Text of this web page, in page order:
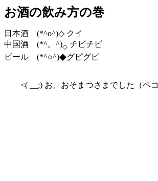
お酒の飲み方の巻
日本酒 (*^o^)◇ クイ
中国酒 (*^。^)◇ チビチビ
ビール (*^○^)◆グピグピ
<( __;) お、おそまつさまでした（ペコ